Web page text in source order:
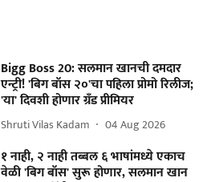
Bigg Boss 20: सलमान खानची दमदार
एन्ट्री! 'बिग बॉस २०'चा पहिला प्रोमो रिलीज;
'या' दिवशी होणार ग्रँड प्रीमियर
Shruti Vilas Kadam 04 Aug 2026
१ नाही, २ नाही तब्बल ६ भाषांमध्ये एकाच
वेळी 'बिग बॉस' सुरू होणार, सलमान खान